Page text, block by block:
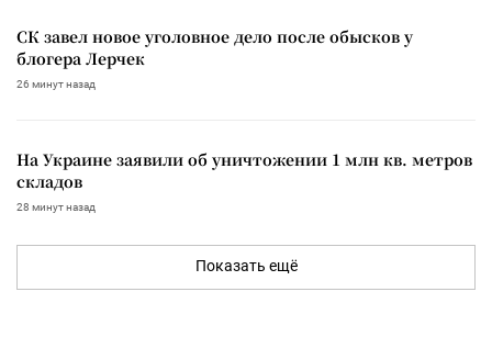
СК завел новое уголовное дело после обысков у
блогера Лерчек
26 минут назад
На Украине заявили об уничтожении 1 млн кв. метров
складов
28 минут назад
Показать ещё